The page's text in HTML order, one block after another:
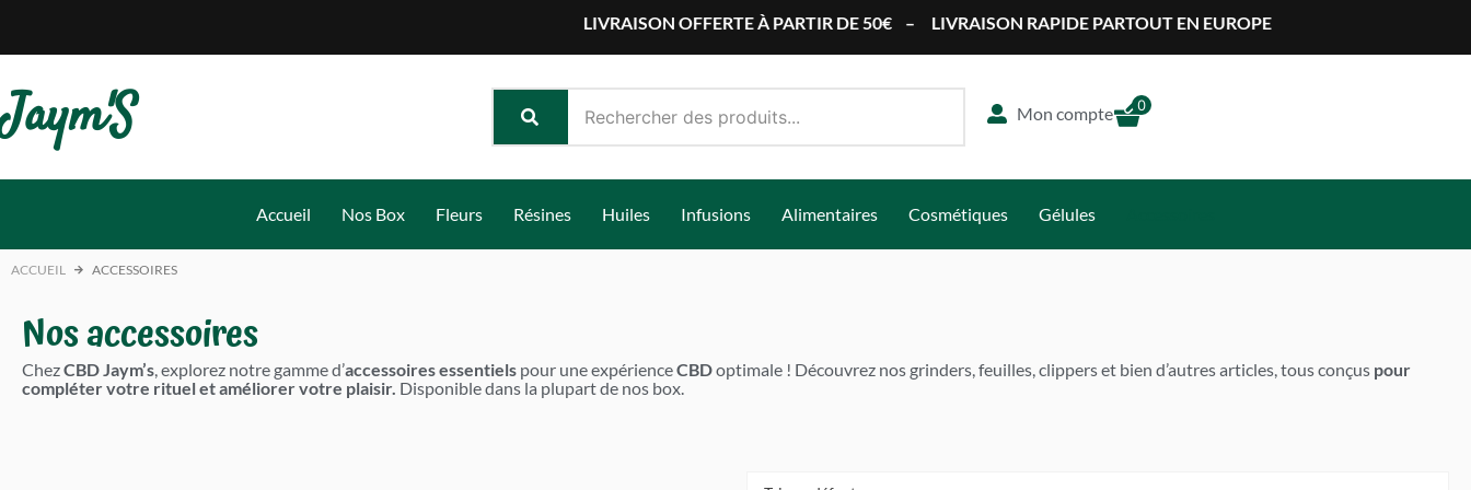
LIVRAISON OFFERTE À PARTIR DE 50€ – LIVRAISON RAPIDE PARTOUT EN EUROPE
Jaym'S Mon compte 0
Accueil Nos Box Fleurs Résines Huiles Infusions Alimentaires Cosmétiques Gélules
ACCUEIL ACCESSOIRES
Nos accessoires
ChezCBD Jaym’s, explorez notre gamme d’accessoires essentiels pour une expérienceCBDoptimale ! Découvrez nos grinders, feuilles, clippers et bien d’autres articles, tous conçus pour
compléter votre rituel et améliorer votre plaisir. Disponible dans la plupart de nos box.